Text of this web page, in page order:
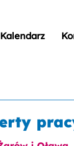
Kalendarz